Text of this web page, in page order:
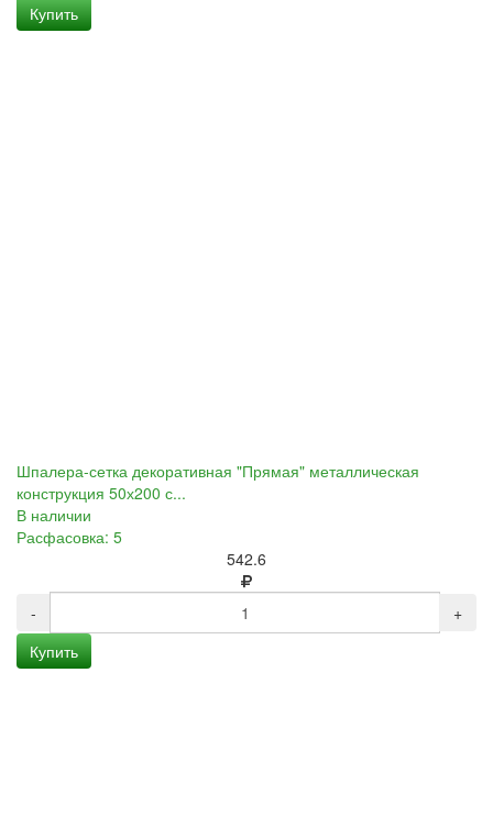
Купить
Шпалера-сетка декоративная "Прямая" металлическая
конструкция 50х200 с...
В наличии
Расфасовка: 5
542.6
-
+
Купить